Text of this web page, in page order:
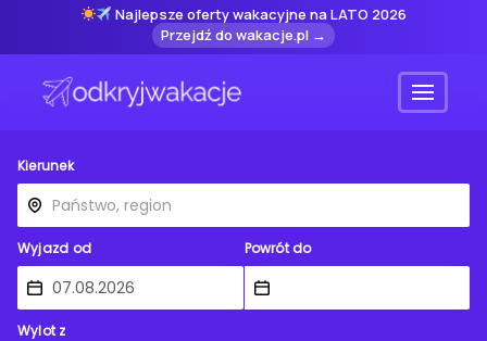
Najlepsze oferty wakacyjne na LATO 2026
Przejdź do wakacje.pl →
Menu
Kierunek
Wyjazd od Powrót do
Wylot z